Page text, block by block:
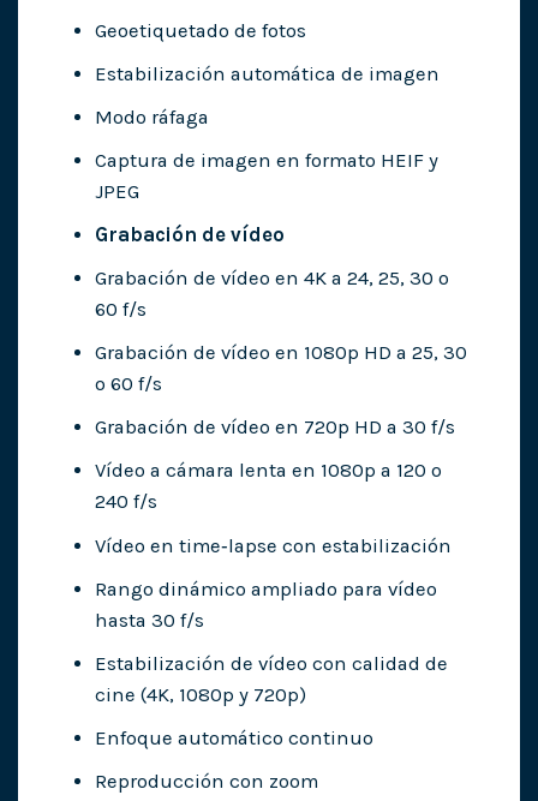
Geoetiquetado de fotos
Estabilización automática de imagen
Modo ráfaga
Captura de imagen en formato HEIF y
JPEG
Grabación de vídeo
Grabación de vídeo en 4K a 24, 25, 30 o
60 f/s
Grabación de vídeo en 1080p HD a 25, 30
o 60 f/s
Grabación de vídeo en 720p HD a 30 f/s
Vídeo a cámara lenta en 1080p a 120 o
240 f/s
Vídeo en time‑lapse con estabili­zación
Rango dinámico ampliado para vídeo
hasta 30 f/s
Estabilización de vídeo con calidad de
cine (4K, 1080p y 720p)
Enfoque automático continuo
Reproducción con zoom